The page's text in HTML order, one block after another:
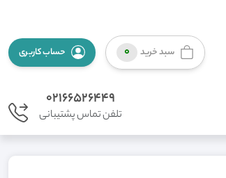
سبد خرید 0 حساب کاربری
02166526449
تلفن تماس پشتیبانی